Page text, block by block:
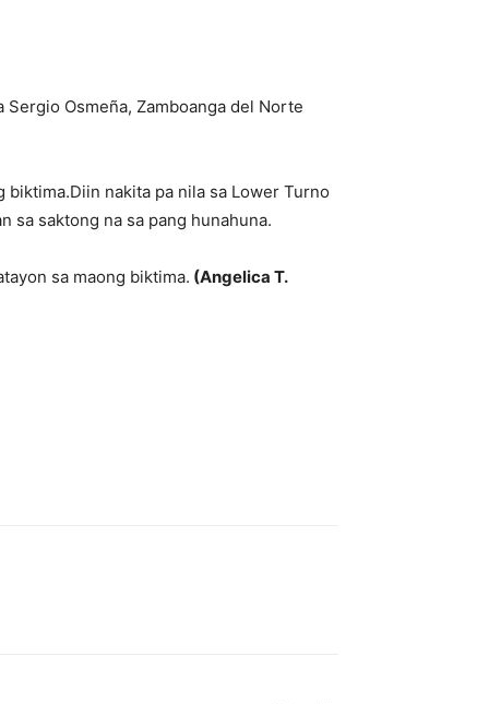
Sergio Osmeña, Zamboanga del Norte
biktima.Diin nakita pa nila sa Lower Turno
sa saktong na sa pang hunahuna.
sa maong biktima. (Angelica T.